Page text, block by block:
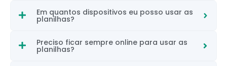
Em quantos dispositivos eu posso usar as
planilhas?
Preciso ficar sempre online para usar as
planilhas?